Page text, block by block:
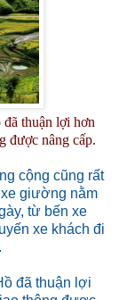
thuận lợi hơn
được nâng cấp.
cộng cũng rất
giường nằm
từ bến xe
xe khách đi
đã thuận lợi